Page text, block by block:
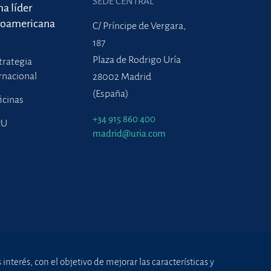
líder
C/ Príncipe de Vergara,
187
Plaza de Rodrigo Uría
28002 Madrid
(España)
+34 915 860 400
madrid@uria.com
con el objetivo de mejorar las características y